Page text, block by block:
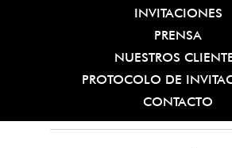
INVITACIONES
PRENSA
NUESTROS
PROTOCOLO DE
CONTACTO